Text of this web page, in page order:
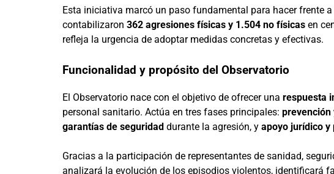
Esta iniciativa marcó un paso fundamental para hacer frente
contabilizaron 362 agresiones físicas y 1.504 no físicas en
refleja la urgencia de adoptar medidas concretas y efectivas.
Funcionalidad y propósito del Observatorio
El Observatorio nace con el objetivo de ofrecer una respuesta
personal sanitario. Actúa en tres fases principales: prevención
garantías de seguridad durante la agresión, y apoyo jurídico y
Gracias a la participación de representantes de sanidad,
analizará la evolución de los episodios violentos, identificará